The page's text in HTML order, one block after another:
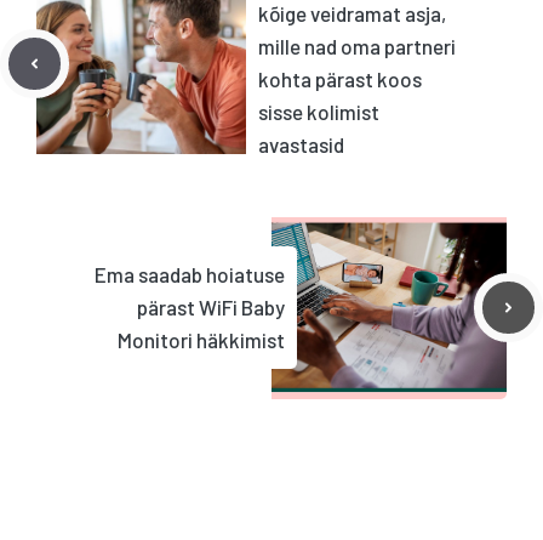
kõige veidramat asja,
mille nad oma partneri
kohta pärast koos
sisse kolimist
avastasid
Ema saadab hoiatuse
pärast WiFi Baby
Monitori häkkimist